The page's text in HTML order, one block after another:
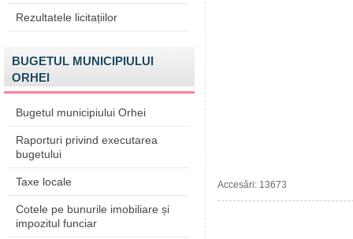
Rezultatele licitațiilor
BUGETUL MUNICIPIULUI
ORHEI
Bugetul municipiului Orhei
Raporturi privind executarea
bugetului
Taxe locale
Cotele pe bunurile imobiliare și
impozitul funciar
Accesări: 13673